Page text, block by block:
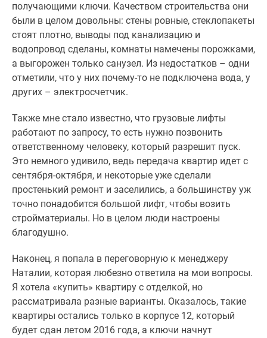
получающими ключи. Качеством строительства они
были в целом довольны: стены ровные, стеклопакеты
стоят плотно, выводы под канализацию и
водопровод сделаны, комнаты намечены порожками,
а выгорожен только санузел. Из недостатков – одни
отметили, что у них почему-то не подключена вода, у
других – электросчетчик.
Также мне стало известно, что грузовые лифты
работают по запросу, то есть нужно позвонить
ответственному человеку, который разрешит пуск.
Это немного удивило, ведь передача квартир идет с
сентября-октября, и некоторые уже сделали
простенький ремонт и заселились, а большинству уж
точно понадобится большой лифт, чтобы возить
стройматериалы. Но в целом люди настроены
благодушно.
Наконец, я попала в переговорную к менеджеру
Наталии, которая любезно ответила на мои вопросы.
Я хотела «купить» квартиру с отделкой, но
рассматривала разные варианты. Оказалось, такие
квартиры остались только в корпусе 12, который
будет сдан летом 2016 года, а ключи начнут